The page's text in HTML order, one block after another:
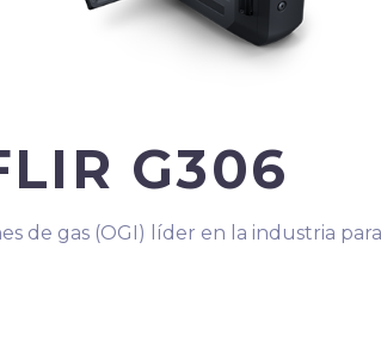
G306
de gas (OGI) líder en la industria